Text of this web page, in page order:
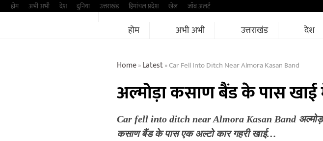
Skipहोम अभी अभी देश दुनिया उत्तराखंड हिमांचल प्रदेश खेल जॉब अलर्ट
होम अभी अभी उत्तराखंड देश
Home»Latest»Car Fell Into Ditch Near Almora Kasan Band
अल्मोड़ा कसाण बैंड के पास खाई
Car fell into ditch near Almora Kasan Band अल्मोड़ा,
कसाण बैंड के पास एक अल्टो कार गहरी खाई…